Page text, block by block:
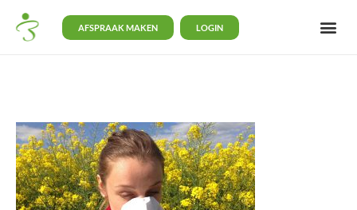
AFSPRAAK MAKEN LOGIN